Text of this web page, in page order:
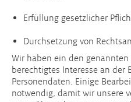
Erfüllung gesetzlicher
Durchsetzung von
Wir haben ein den
berechtigtes Interesse an der
Personendaten. Einige
notwendig, damit wir unsere